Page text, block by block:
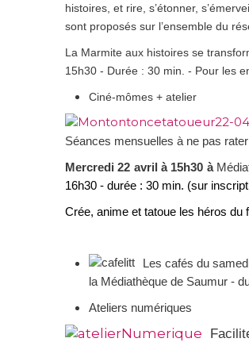
histoires, et rire, s’étonner,
sont proposés sur l’ensemble du
La Marmite aux histoires se
15h30 - Durée : 30 min. - Pour les
Ciné-mômes + atelier
Séances mensuelles à ne pas
Mercredi 22 avril à 15h30 à
16h30 - durée : 30 min. (sur
Crée, anime et tatoue les héros du
Les cafés du
la Médiathèque de Saumur -
Ateliers numériques